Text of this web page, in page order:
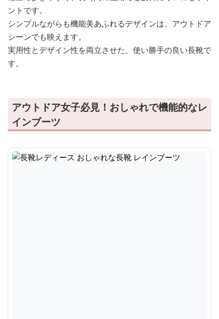
ントです。
シンプルながらも機能美あふれるデザインは、アウトドア
シーンでも映えます。
実用性とデザイン性を両立させた、使い勝手の良い長靴で
す。
アウトドア女子必見！おしゃれで機能的なレ
インブーツ